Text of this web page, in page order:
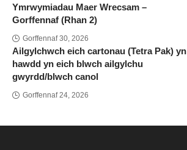
Ymrwymiadau Maer Wrecsam –
Gorffennaf (Rhan 2)
Gorffennaf 30, 2026
Ailgylchwch eich cartonau (Tetra Pak) yn
hawdd yn eich blwch ailgylchu
gwyrdd/blwch canol
Gorffennaf 24, 2026